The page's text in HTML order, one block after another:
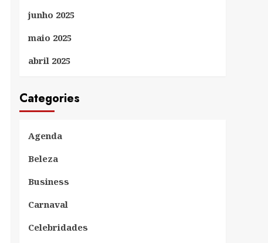
junho 2025
maio 2025
abril 2025
Categories
Agenda
Beleza
Business
Carnaval
Celebridades